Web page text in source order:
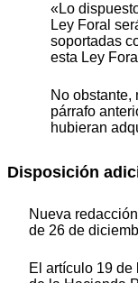
«Lo
Ley Foral
soportadas
esta Ley
No obstante,
párrafo
hubieran
Disposición
Nueva
de 26 de
El artículo 19 de